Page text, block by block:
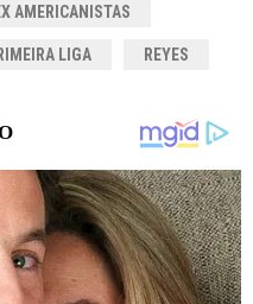
AMERICANISTAS
LIGA REYES